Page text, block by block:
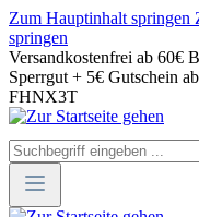
Zum Hauptinhalt springen
springen
Versandkostenfrei ab 60€
Sperrgut + 5€ Gutschein
FHNX3T